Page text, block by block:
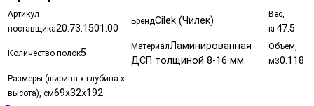
Артикул
поставщика20.73.1501.00
БрендCilek (Чилек)
Вес,
кг47.5
Количество полок5
МатериалЛаминированная
ДСП толщиной 8-16 мм.
Объем,
м30.118
Размеры (ширина х глубина х
высота), см69х32х192